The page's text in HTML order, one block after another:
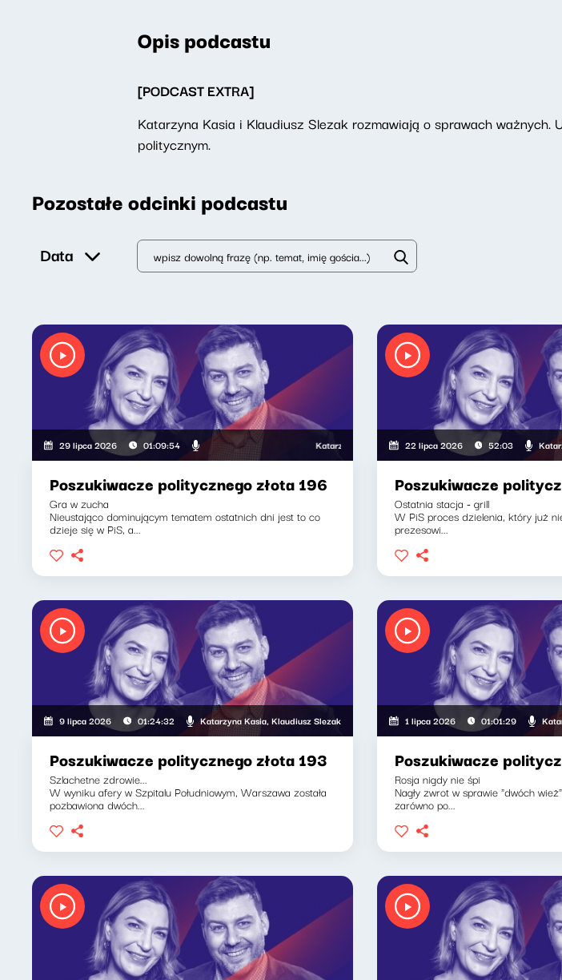
Opis podcastu
[PODCAST EXTRA]
Katarzyna Kasia i Klaudiusz Slezak rozmawiają o sprawach
politycznym.
Pozostałe odcinki podcastu
Data
29 lipca 2026 01:09:54 Katarzyna Kasia, Klaudiusz Slezak
Poszukiwacze politycznego złota 196
Gra w zucha
Nieustająco dominującym tematem ostatnich dni jest to co
dzieje się w PiS, a...
22 lipca 2026 52:03
Poszukiwacze
Ostatnia stacja - grill
W PiS proces dzielenia, który już
prezesowi...
9 lipca 2026 01:24:32 Katarzyna Kasia, Klaudiusz Slezak
Poszukiwacze politycznego złota 193
Szlachetne zdrowie...
W wyniku afery w Szpitalu Południowym, Warszawa została
pozbawiona dwóch...
1 lipca 2026 01:01:29
Poszukiwacze
Rosja nigdy nie śpi
Nagły zwrot w sprawie "dwóch
zarówno po...